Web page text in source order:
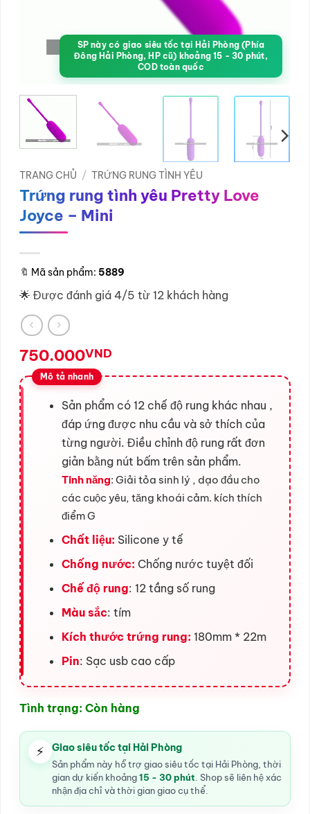
SP này có giao siêu tốc tại Hải Phòng (Phía
Đông Hải Phòng, HP cũ) khoảng 15 - 30 phút,
COD toàn quốc
TRANG CHỦ / TRỨNG RUNG TÌNH YÊU
Trứng rung tình yêu Pretty Love
Joyce – Mini
🔖 Mã sản phẩm: 5889
🌟 Được đánh giá 4/5 từ 12 khách hàng
750.000VND
Sản phẩm có 12 chế độ rung khác nhau ,
đáp ứng được nhu cầu và sở thích của
từng người. Điều chỉnh độ rung rất đơn
giản bằng nút bấm trên sản phẩm.
Tinh năng: Giải tỏa sinh lý , dạo đầu cho
các cuộc yêu, tăng khoái cảm. kích thích
điểm G
Chất liệu: Silicone y tế
Chống nước: Chống nước tuyệt đối
Chế độ rung: 12 tầng số rung
Màu sắc: tím
Kích thước trứng rung: 180mm * 22m
Pin: Sạc usb cao cấp
Tình trạng: Còn hàng
⚡ Giao siêu tốc tại Hải Phòng
Sản phẩm này hỗ trợ giao siêu tốc tại Hải Phòng, thời
gian dự kiến khoảng15 - 30 phút. Shop sẽ liên hệ xác
nhận địa chỉ và thời gian giao cụ thể.